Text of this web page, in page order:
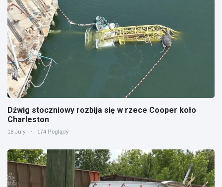
Dźwig stoczniowy rozbija się w rzece Cooper koło
Charleston
16 July 174 Poglądy